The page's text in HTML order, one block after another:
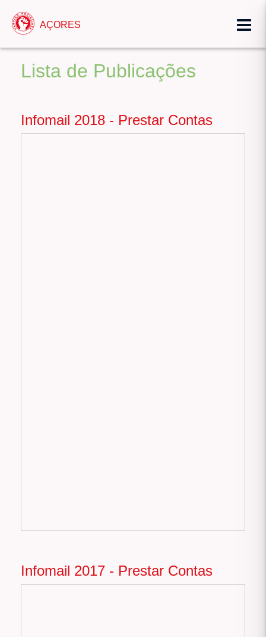
AÇORES
Lista de Publicações
Infomail 2018 - Prestar Contas
Infomail 2017 - Prestar Contas